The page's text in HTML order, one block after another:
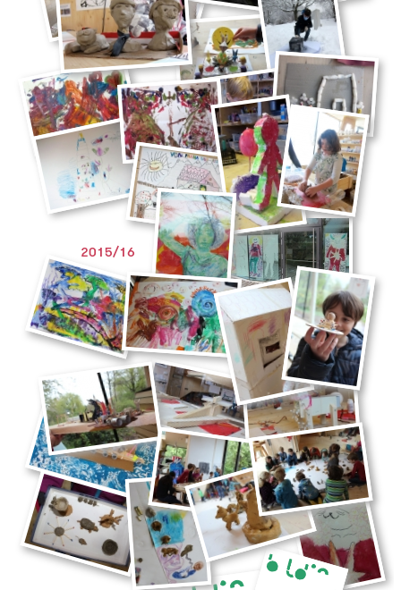
2015/16